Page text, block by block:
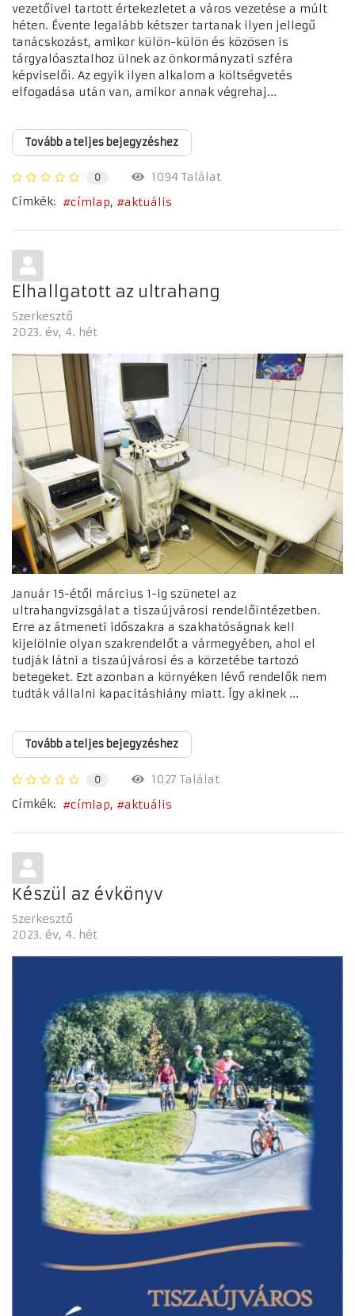
vezetőivel tartott értekezletet a város vezetése a múlt
héten. Évente legalább kétszer tartanak ilyen jellegű
tanácskozást, amikor külön-külön és közösen is
tárgyalóasztalhoz ülnek az önkormányzati szféra
képviselői. Az egyik ilyen alkalom a költségvetés
elfogadása után van, amikor annak végrehaj...
Tovább a teljes bejegyzéshez
0
1094 Találat
Címkék:
címlap aktuális
Elhallgatott az ultrahang
Szerkesztő
2023. év 4. hét
Január 15-étől március 1-ig szünetel az
ultrahangvizsgálat a tiszaújvárosi rendelőintézetben.
Erre az átmeneti időszakra a szakhatóságnak kell
kijelölnie olyan szakrendelőt a vármegyében, ahol el
tudják látni a tiszaújvárosi és a körzetébe tartozó
betegeket. Ezt azonban a környéken lévő rendelők nem
tudták vállalni kapacitáshiány miatt. Így akinek ...
Tovább a teljes bejegyzéshez
0
1027 Találat
Címkék:
címlap aktuális
Készül az évkönyv
Szerkesztő
2023. év 4. hét